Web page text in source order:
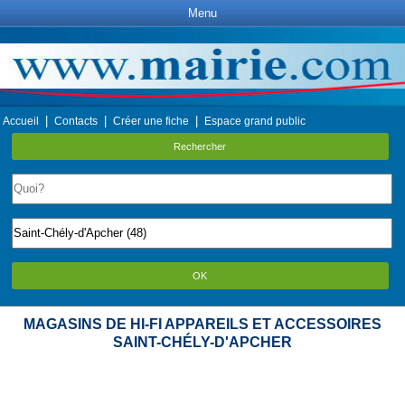
Menu
Accueil Contacts Créer une fiche Espace grand public
Rechercher
OK
MAGASINS DE HI-FI APPAREILS ET ACCESSOIRES
SAINT-CHÉLY-D'APCHER